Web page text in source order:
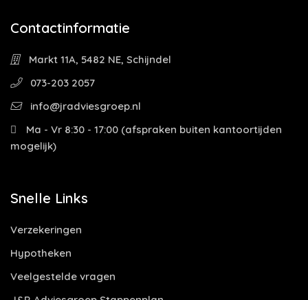
Contactinformatie
Markt 11A, 5482 NE, Schijndel
073-203 2057
info@jradviesgroep.nl
Ma - Vr 8:30 - 17:00 (afspraken buiten kantoortijden
mogelijk)
Snelle Links
Verzekeringen
Hypotheken
Veelgestelde vragen